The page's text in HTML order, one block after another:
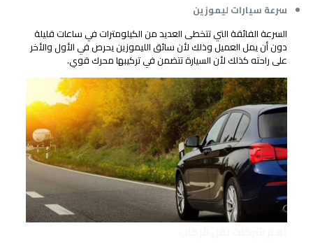
سرعة سيارات ليموزين
السرعة الفائقة التي تتخطى العديد من الكيلومترات في ساعات قليلة
دون أن يمل العميل وذلك لأن سائق الليموزين يحرص في الأول والأخر
على راحته كذلك لأن السيارة تتضمن في تركيبها محرك قوي.